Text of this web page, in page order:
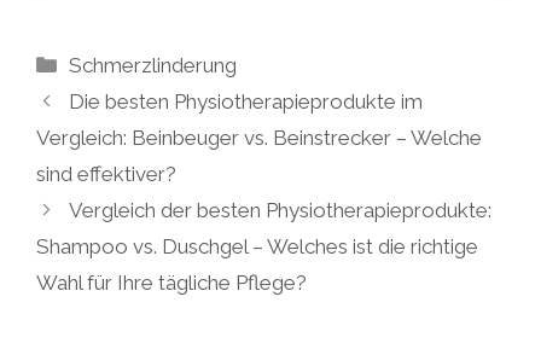
Kategorien
Schmerzlinderung
Die besten Physiotherapieprodukte im
Vergleich: Beinbeuger vs. Beinstrecker – Welche
sind effektiver?
Vergleich der besten Physiotherapieprodukte:
Shampoo vs. Duschgel – Welches ist die richtige
Wahl für Ihre tägliche Pflege?